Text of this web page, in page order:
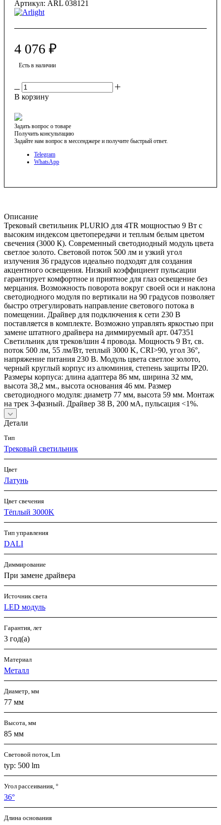
Артикул: ARL 038121
4 076 ₽
Есть в наличии
В корзину
Задать вопрос о товаре
Получить консультацию
Задайте нам вопрос в мессенджере и получите быстрый ответ.
Telegram
WhatsApp
Описание
Трековый светильник PLURIO для 4TR мощностью 9 Вт с
высоким индексом цветопередачи и теплым белым цветом
свечения (3000 К). Современный светодиодный модуль цвета
светлое золото. Световой поток 500 лм и узкий угол
излучения 36 градусов идеально подходят для создания
акцентного освещения. Низкий коэффициент пульсации
гарантирует комфортное и приятное для глаз освещение без
мерцания. Возможность поворота вокруг своей оси и наклона
светодиодного модуля по вертикали на 90 градусов позволяет
быстро отрегулировать направление светового потока в
помещении. Драйвер для подключения к сети 230 В
поставляется в комплекте. Возможно управлять яркостью при
замене штатного драйвера на диммируемый арт. 047351
Светильник для треков/шин 4 провода. Мощность 9 Вт, св.
поток 500 лм, 55 лм/Вт, теплый 3000 K, CRI>90, угол 36°,
напряжение питания 230 В. Модуль цвета светлое золото,
черный круглый корпус из алюминия, степень защиты IP20.
Размеры корпуса: длина адаптера 86 мм, ширина 32 мм,
высота 38,2 мм., высота основания 46 мм. Размер
светодиодного модуля: диаметр 77 мм, высота 59 мм. Монтаж
на трек 3-фазный. Драйвер 38 В, 200 мА, пульсация <1%.
Детали
Тип
Трековый светильник
Цвет
Латунь
Цвет свечения
Тёплый 3000K
Тип управления
DALI
Диммирование
При замене драйвера
Источник cвета
LED модуль
Гарантия, лет
3 год(а)
Материал
Металл
Диаметр, мм
77 мм
Высота, мм
85 мм
Световой поток, Lm
typ: 500 lm
Угол рассеивания, °
36°
Длина основания